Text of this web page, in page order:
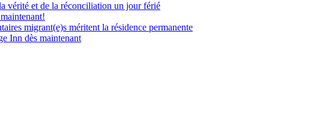
vérité et de la réconciliation un jour férié
migrant(e)s méritent la résidence permanente
Inn dès maintenant